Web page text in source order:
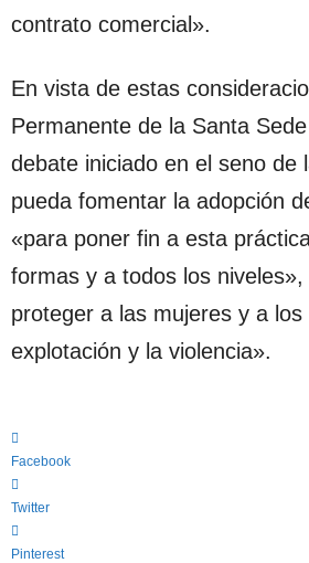
contrato comercial».
En vista de estas
Permanente de la Santa
debate iniciado en el seno de
pueda fomentar la adopción
«para poner fin a esta
formas y a todos los
proteger a las mujeres y a los
explotación y la violencia».
Facebook
Twitter
Pinterest